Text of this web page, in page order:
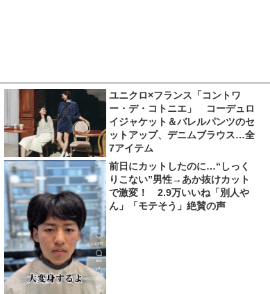
ユニクロ×フランス「コントワ
ー・デ・コトニエ」 コーデュロ
イジャケット＆バレルパンツのセ
ットアップ、デニムブラウス…全
7アイテム
前日にカットしたのに…“しっく
りこない”男性→あか抜けカット
で激変！ 2.9万いいね「別人や
ん」「モテそう」絶賛の声